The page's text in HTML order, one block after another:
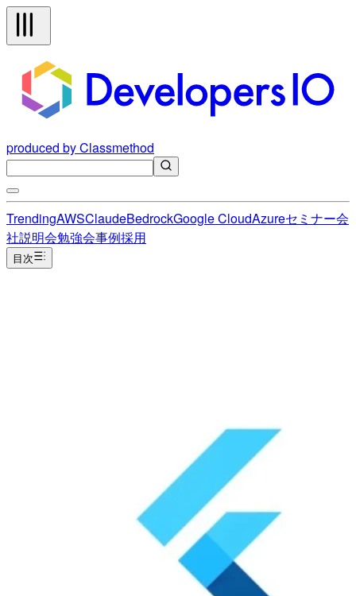
produced by Classmethod
TrendingAWSClaudeBedrockGoogle CloudAzureセミナー会
社説明会勉強会事例採用
目次